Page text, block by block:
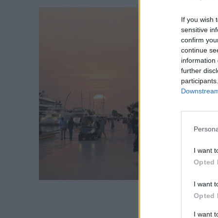
If you wish
sensitive
confirm
continue
information
further
I want
Opted
I want
Opted
I want
ΕΝΕΡΓΕΙΑ
ΜΕΤΑΦΟΡΕΣ -
ΨΗΦΙΑΚΟΣ ΚΟΣΜΟΣ
ΟΙΚΟΝΟΜΙΑ - ΕΠΙΧΕΙΡΗΣΕΙΣ